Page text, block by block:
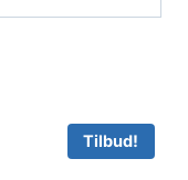
Tilbud!